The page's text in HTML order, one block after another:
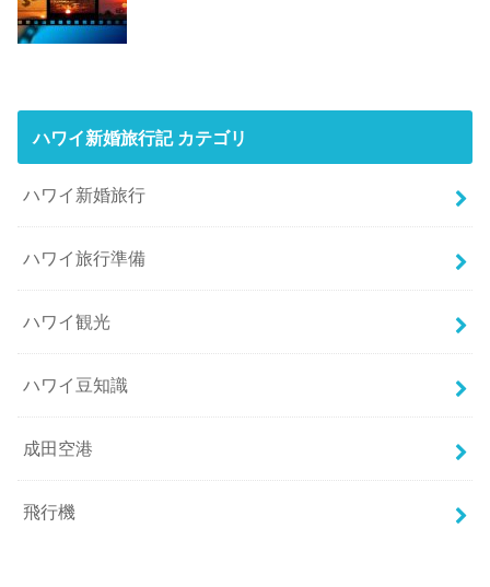
ハワイ新婚旅行記 カテゴリ
ハワイ新婚旅行
ハワイ旅行準備
ハワイ観光
ハワイ豆知識
成田空港
飛行機